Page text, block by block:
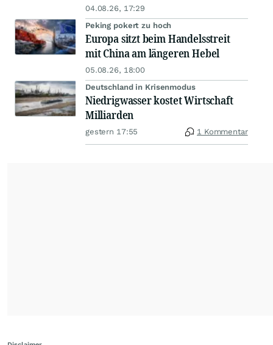
04.08.26, 17:29
Peking pokert zu hoch
Europa sitzt beim Handelsstreit
mit China am längeren Hebel
05.08.26, 18:00
Deutschland in Krisenmodus
Niedrigwasser kostet Wirtschaft
Milliarden
gestern 17:55 1 Kommentar